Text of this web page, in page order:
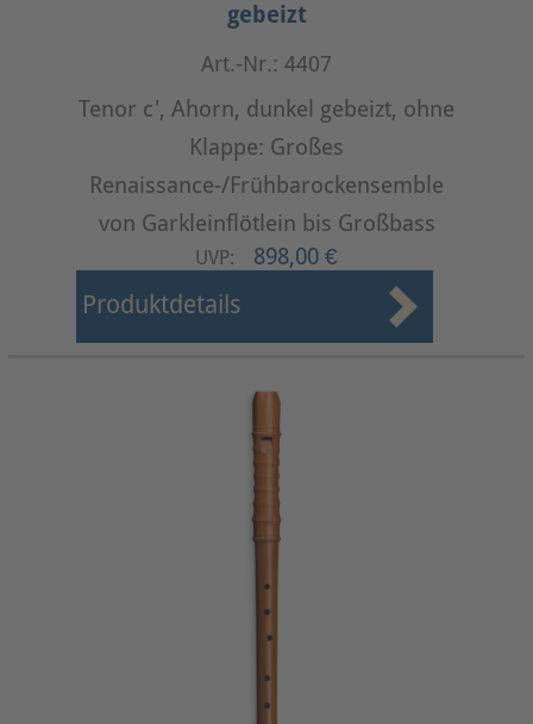
gebeizt
Art.-Nr.: 4407
Tenor c', Ahorn, dunkel gebeizt, ohne
Klappe: Großes
Renaissance-/Frühbarockensemble
von Garkleinflötlein bis Großbass
UVP: 898,00 €
Produktdetails